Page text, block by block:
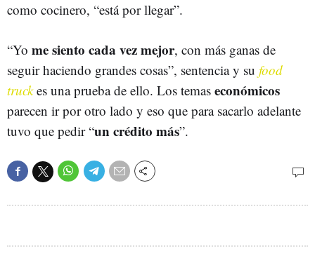
como cocinero, “está por llegar”.
“Yo me siento cada vez mejor, con más ganas de
seguir haciendo grandes cosas”, sentencia y su food
truckes una prueba de ello. Los temas económicos
parecen ir por otro lado y eso que para sacarlo adelante
tuvo que pedir “un crédito más”.